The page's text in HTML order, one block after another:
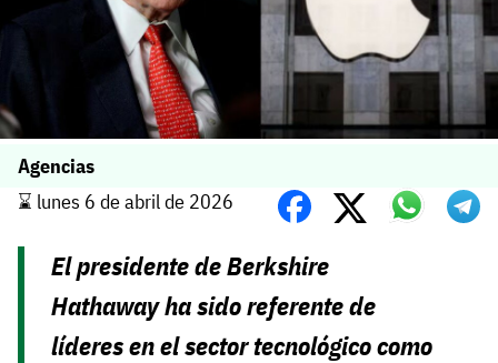
Agencias
⌛️ lunes 6 de abril de 2026
El presidente de Berkshire
Hathaway ha sido referente de
líderes en el sector tecnológico como